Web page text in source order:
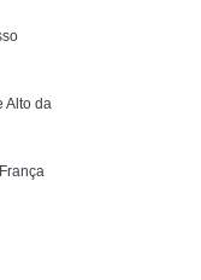
Alto da